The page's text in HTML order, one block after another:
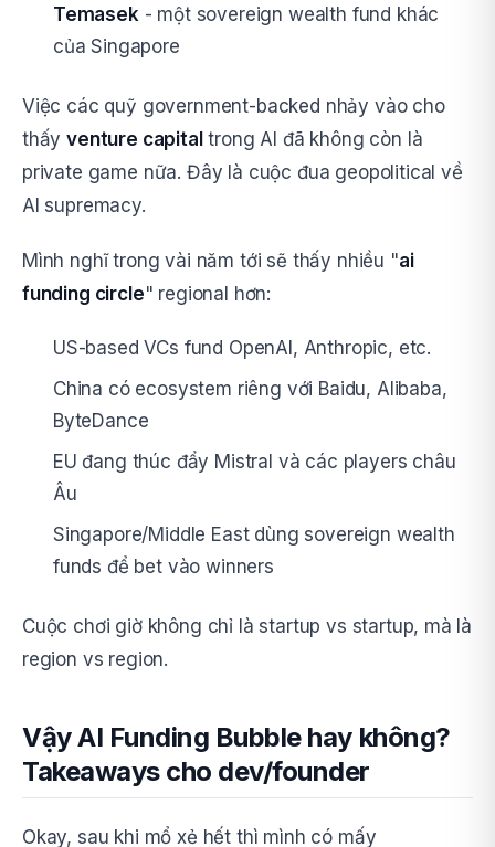
Temasek- một sovereign wealth fund khác
của Singapore
Việc các quỹ government-backed nhảy vào cho
thấyventure capital trong AI đã không còn là
private game nữa. Đây là cuộc đua geopolitical về
AI supremacy.
Mình nghĩ trong vài năm tới sẽ thấy nhiều "ai
funding circle" regional hơn:
US-based VCs fund OpenAI, Anthropic, etc.
China có ecosystem riêng với Baidu, Alibaba,
ByteDance
EU đang thúc đẩy Mistral và các players châu
Âu
Singapore/Middle East dùng sovereign wealth
funds để bet vào winners
Cuộc chơi giờ không chỉ là startup vs startup, mà là
region vs region.
Vậy AI Funding Bubble hay không?
Takeaways cho dev/founder
Okay, sau khi mổ xẻ hết thì mình có mấy